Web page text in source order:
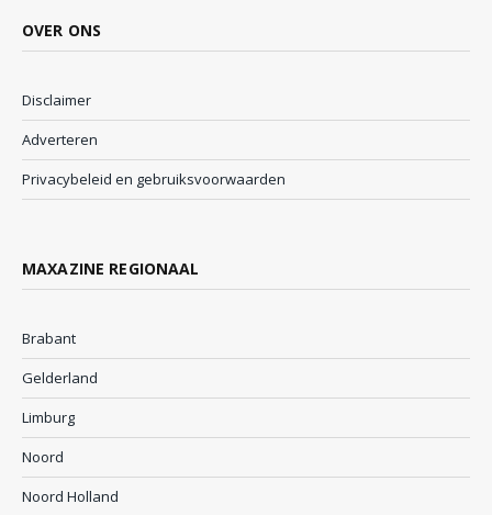
OVER ONS
Disclaimer
Adverteren
Privacybeleid en gebruiksvoorwaarden
MAXAZINE REGIONAAL
Brabant
Gelderland
Limburg
Noord
Noord Holland